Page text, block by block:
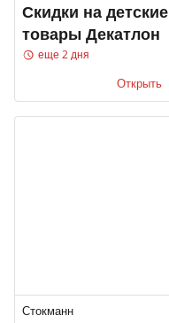
Скидки на детские
товары Декатлон
еще 2 дня
Открыть
Стокманн